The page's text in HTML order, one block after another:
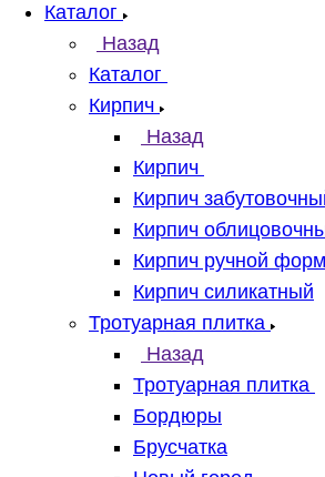
Каталог
Назад
Каталог
Кирпич
Назад
Кирпич
Кирпич
Кирпич
Кирпич ручной
Кирпич силикатный
Тротуарная плитка
Назад
Тротуарная плитка
Бордюры
Брусчатка